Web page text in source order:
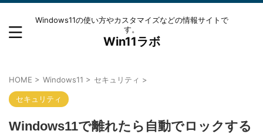
Windows11の使い方やカスタマイズなどの情報サイトで
す。
Win11ラボ
HOME > Windows11 > セキュリティ >
セキュリティ
Windows11で離れたら自動でロックする